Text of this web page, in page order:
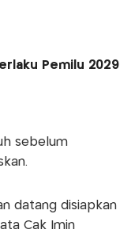
Pemilu 2029
sebelum
datang disiapkan
Cak Imin